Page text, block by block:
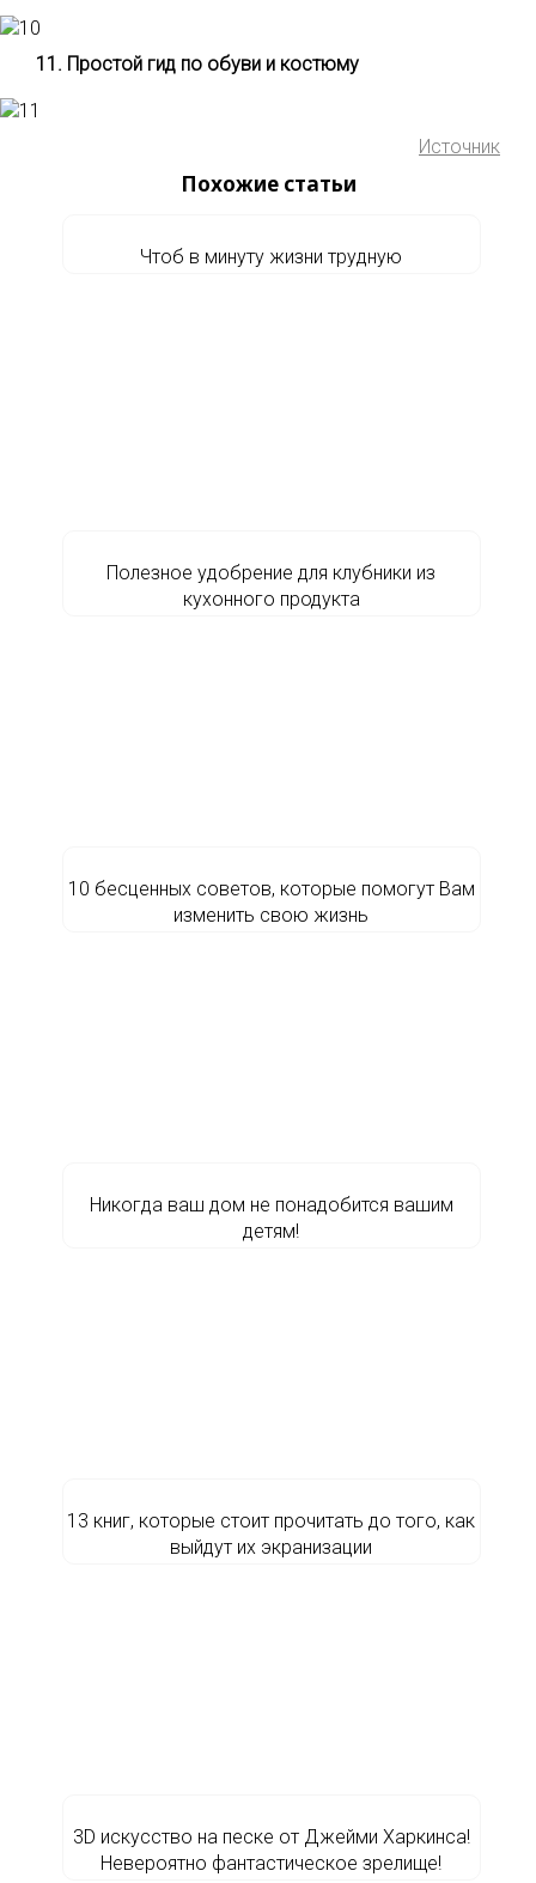
11. Простой гид по обуви и костюму
Источник
Похожие статьи
Чтоб в минуту жизни трудную
Полезное удобрение для клубники из
кухонного продукта
10 бесценных советов, которые помогут Вам
изменить свою жизнь
Никогда ваш дом не понадобится вашим
детям!
13 книг, которые стоит прочитать до того, как
выйдут их экранизации
3D искусство на песке от Джейми Харкинса!
Невероятно фантастическое зрелище!